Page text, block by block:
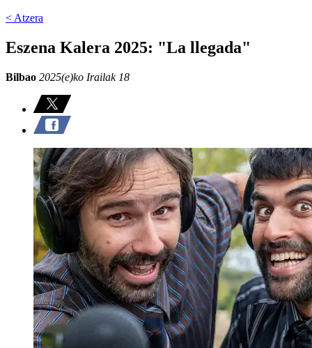
< Atzera
Eszena Kalera 2025: "La llegada"
Bilbao 2025(e)ko Irailak 18